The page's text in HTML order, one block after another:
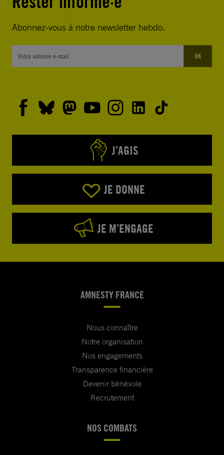
Abonnez-vous à notre newsletter hebdo.
OK
J’AGIS
JE DONNE
JE M’ENGAGE
AMNESTY FRANCE
Nous connaître
Notre organisation
Nos engagements
Transparence financière
Devenir bénévole
Recrutement
NOS COMBATS